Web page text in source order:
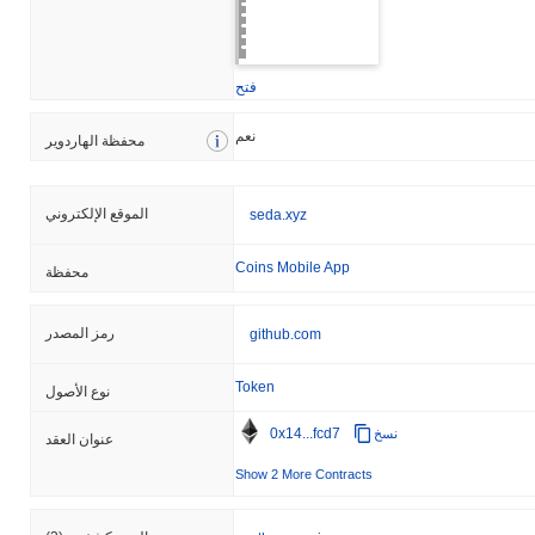
فتح
محفظة الهاردوير نعم
الموقع الإلكتروني seda.xyz
محفظة Coins Mobile App
رمز المصدر github.com
نوع الأصول Token
عنوان العقد 0x14...fcd7 نسخ
Show 2 More Contracts